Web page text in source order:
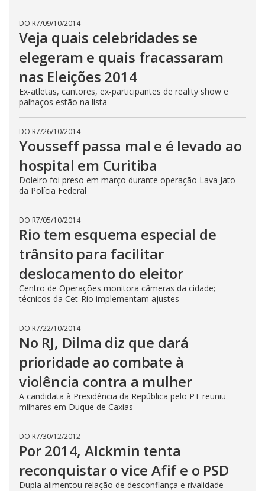
DO R7/09/10/2014
Veja quais celebridades se
elegeram e quais fracassaram
nas Eleições 2014
Ex-atletas, cantores, ex-participantes de reality show e
palhaços estão na lista
DO R7/26/10/2014
Yousseff passa mal e é levado ao
hospital em Curitiba
Doleiro foi preso em março durante operação Lava Jato
da Polícia Federal
DO R7/05/10/2014
Rio tem esquema especial de
trânsito para facilitar
deslocamento do eleitor
Centro de Operações monitora câmeras da cidade;
técnicos da Cet-Rio implementam ajustes
DO R7/22/10/2014
No RJ, Dilma diz que dará
prioridade ao combate à
violência contra a mulher
A candidata à Presidência da República pelo PT reuniu
milhares em Duque de Caxias
DO R7/30/12/2012
Por 2014, Alckmin tenta
reconquistar o vice Afif e o PSD
Dupla alimentou relação de desconfiança e rivalidade